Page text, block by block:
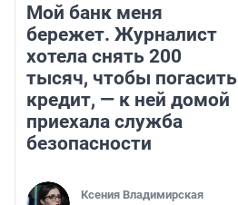
Мой банк меня
бережет. Журналист
хотела снять 200
тысяч, чтобы погасить
кредит, — к ней домой
приехала служба
безопасности
Ксения Владимирская